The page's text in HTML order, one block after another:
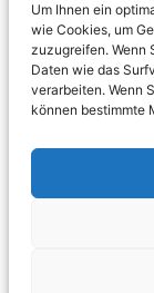
Um Ihnen ein
wie Cookies, um
zuzugreifen. Wenn
Daten wie das
verarbeiten. Wenn
können bestimmte
Vorkasse Visa
Made with care